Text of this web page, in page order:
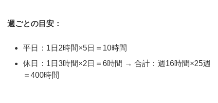
週ごとの目安：
平日：1日2時間×5日＝10時間
休日：1日3時間×2日＝6時間 → 合計：週16時間×25週
＝400時間